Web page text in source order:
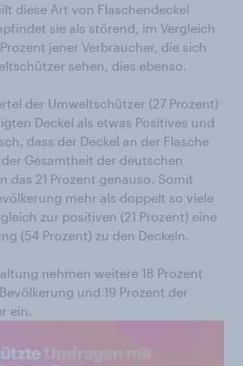
diese Art von Flaschendeckel
sie als störend, im Vergleich
jener Verbraucher, die sich
sehen, dies ebenso.
der Umweltschützer (27 Prozent)
Deckel als etwas Positives und
dass der Deckel an der Flasche
Gesamtheit der deutschen
das 21 Prozent genauso. Somit
mehr als doppelt so viele
zur positiven (21 Prozent) eine
(54 Prozent) zu den Deckeln.
nehmen weitere 18 Prozent
und 19 Prozent der
ein.